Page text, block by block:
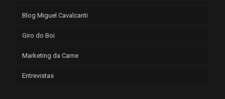
Blog Miguel Cavalcanti
Giro do Boi
Marketing da Carne
Entrevistas